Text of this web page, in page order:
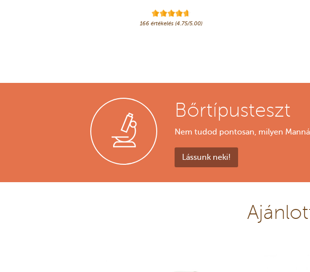
166 értékelés (4.75/5.00)
Bőrtípusteszt
Nem tudod pontosan, milyen
Lássunk neki!